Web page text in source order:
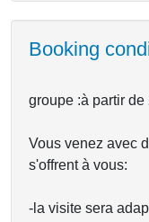
Booking
groupe :à partir de
Vous venez avec
s'offrent à vous:
-la visite sera